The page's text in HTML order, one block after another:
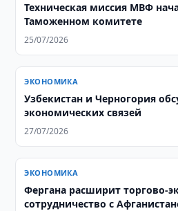
Техническая миссия МВФ
Таможенном комитете
25/07/2026
ЭКОНОМИКА
Узбекистан и Черногория
экономических связей
27/07/2026
ЭКОНОМИКА
Фергана расширит торгово-
сотрудничество с